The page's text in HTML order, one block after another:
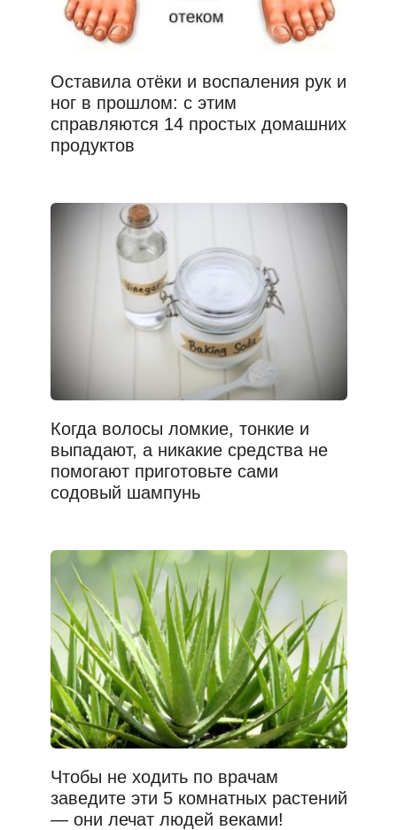
Оставила отёки и воспаления рук и
ног в прошлом: с этим
справляются 14 простых домашних
продуктов
Когда волосы ломкие, тонкие и
выпадают, а никакие средства не
помогают приготовьте сами
содовый шампунь
Чтобы не ходить по врачам
заведите эти 5 комнатных растений
— они лечат людей веками!